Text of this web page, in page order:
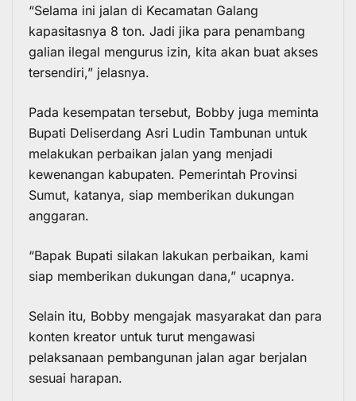
“Selama ini jalan di Kecamatan Galang
kapasitasnya 8 ton. Jadi jika para penambang
galian ilegal mengurus izin, kita akan buat akses
tersendiri,” jelasnya.
Pada kesempatan tersebut, Bobby juga meminta
Bupati Deliserdang Asri Ludin Tambunan untuk
melakukan perbaikan jalan yang menjadi
kewenangan kabupaten. Pemerintah Provinsi
Sumut, katanya, siap memberikan dukungan
anggaran.
“Bapak Bupati silakan lakukan perbaikan, kami
siap memberikan dukungan dana,” ucapnya.
Selain itu, Bobby mengajak masyarakat dan para
konten kreator untuk turut mengawasi
pelaksanaan pembangunan jalan agar berjalan
sesuai harapan.